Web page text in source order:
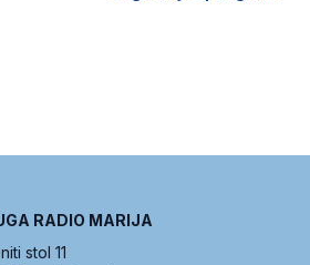
RADIO MARIJA
stol 11